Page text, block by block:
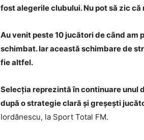
fost alegerile clubului. Nu pot să zic
Au venit peste 10 jucători de când am
schimbat. Iar această schimbare de
fie altfel.
Selecția reprezintă în continuare unul
după o strategie clară și greșești
Iordănescu, la Sport Total FM.